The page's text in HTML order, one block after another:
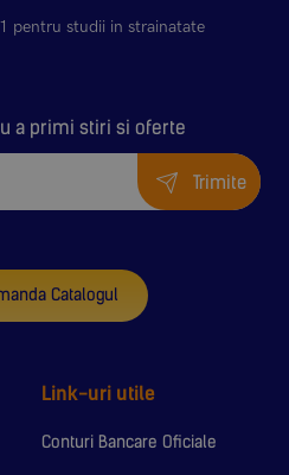
pentru studii in strainatate
Link-uri utile
Conturi Bancare Oficiale
a primi stiri si oferte
Trimite
Catalogul